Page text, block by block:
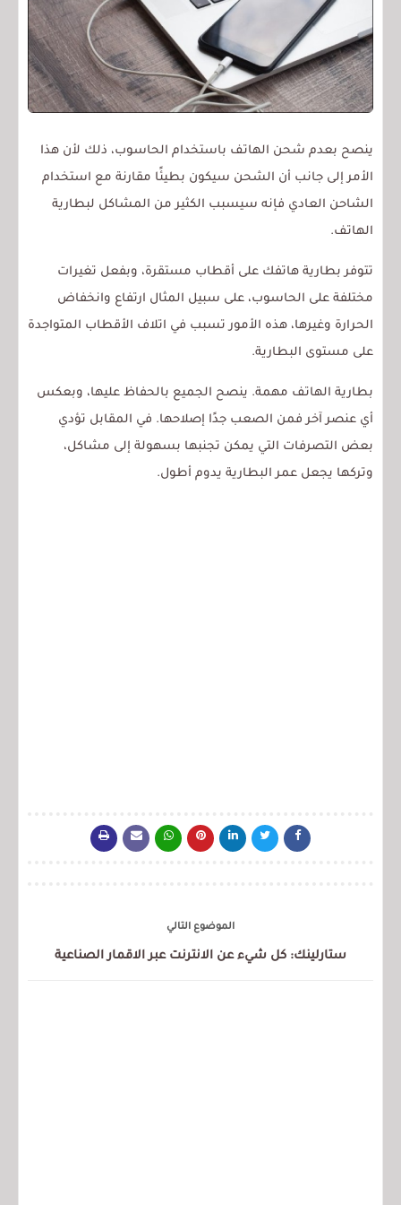
ينصح بعدم شحن الهاتف باستخدام الحاسوب، ذلك لأن هذا
الأمر إلى جانب أن الشحن سيكون بطيئًا مقارنة مع استخدام
الشاحن العادي فإنه سيسبب الكثير من المشاكل لبطارية
الهاتف.
تتوفر بطارية هاتفك على أقطاب مستقرة، وبفعل تغيرات
مختلفة على الحاسوب، على سبيل المثال ارتفاع وانخفاض
الحرارة وغيرها، هذه الأمور تسبب في اتلاف الأقطاب المتواجدة
على مستوى البطارية.
بطارية الهاتف مهمة. ينصح الجميع بالحفاظ عليها، وبعكس
أي عنصر آخر فمن الصعب جدًا إصلاحها. في المقابل تؤدي
بعض التصرفات التي يمكن تجنبها بسهولة إلى مشاكل،
وتركها يجعل عمر البطارية يدوم أطول.
الموضوع التالي
ستارلينك: كل شيء عن الانترنت عبر الاقمار الصناعية